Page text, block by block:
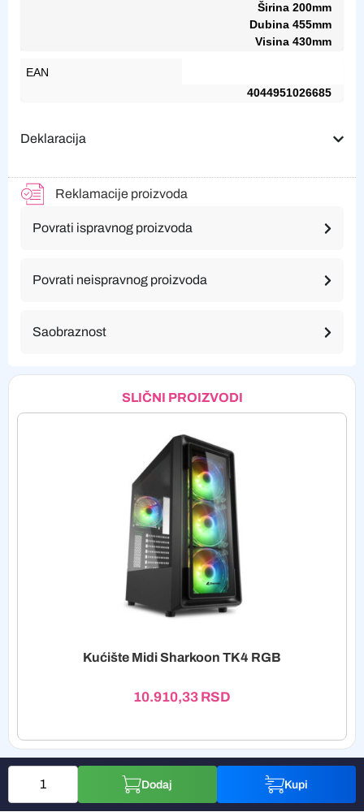
Širina 200mm
Dubina 455mm
Visina 430mm
EAN
4044951026685
Deklaracija
Reklamacije proizvoda
Povrati ispravnog proizvoda
Povrati neispravnog proizvoda
Saobraznost
SLIČNI PROIZVODI
Kućište Midi Sharkoon TK4 RGB
10.910,33 RSD
Dodaj Kupi